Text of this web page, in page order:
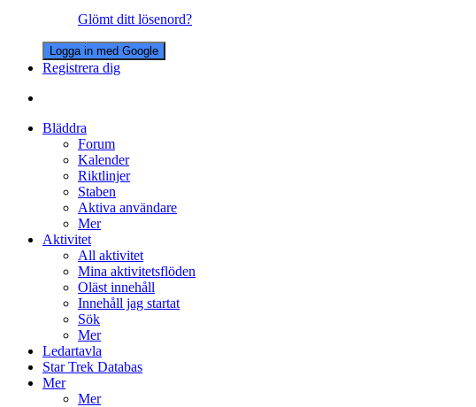
Glömt ditt lösenord?
Logga in med Google
Registrera dig
Bläddra
Forum
Kalender
Riktlinjer
Staben
Aktiva användare
Mer
Aktivitet
All aktivitet
Mina aktivitetsflöden
Oläst innehåll
Innehåll jag startat
Sök
Mer
Ledartavla
Star Trek Databas
Mer
Mer